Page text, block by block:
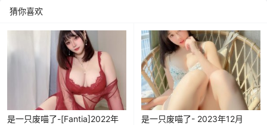
猜你喜欢
是一只废喵了-[Fantia]2022年
是一只废喵了- 2023年12月